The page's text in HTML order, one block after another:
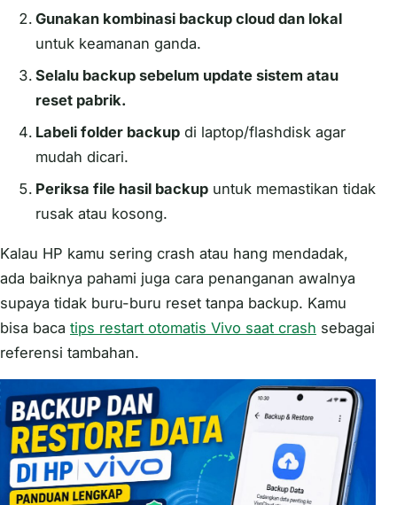
Gunakan kombinasi backup cloud dan lokal
untuk keamanan ganda.
Selalu backup sebelum update sistem atau
reset pabrik.
Labeli folder backup di laptop/flashdisk agar
mudah dicari.
Periksa file hasil backup untuk memastikan tidak
rusak atau kosong.
Kalau HP kamu sering crash atau hang mendadak,
ada baiknya pahami juga cara penanganan awalnya
supaya tidak buru-buru reset tanpa backup. Kamu
bisa baca tips restart otomatis Vivo saat crash sebagai
referensi tambahan.